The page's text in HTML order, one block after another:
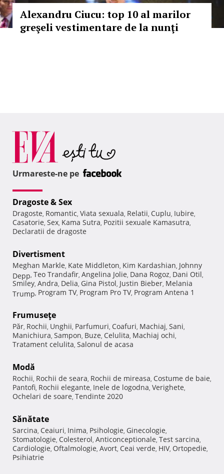
Alexandru Ciucu: top 10 al marilor
greşeli vestimentare de la nunţi
Urmareste-ne pe
Dragoste & Sex
Dragoste, Romantic, Viata sexuala, Relatii, Cuplu, Iubire,
Casatorie, Sex, Kama Sutra, Pozitii sexuale Kamasutra,
Declaratii de dragoste
Divertisment
Meghan Markle, Kate Middleton, Kim Kardashian, Johnny
Depp, Teo Trandafir, Angelina Jolie, Dana Rogoz, Dani Otil,
Smiley, Andra, Delia, Gina Pistol, Justin Bieber, Melania
Trump, Program TV, Program Pro TV, Program Antena 1
Frumuseţe
Păr, Rochii, Unghii, Parfumuri, Coafuri, Machiaj, Sani,
Manichiura, Sampon, Buze, Celulita, Machiaj ochi,
Tratament celulita, Salonul de acasa
Modă
Rochii, Rochii de seara, Rochii de mireasa, Costume de baie,
Pantofi, Rochii elegante, Inele de logodna, Verighete,
Ochelari de soare, Tendinte 2020
Sănătate
Sarcina, Ceaiuri, Inima, Psihologie, Ginecologie,
Stomatologie, Colesterol, Anticonceptionale, Test sarcina,
Cardiologie, Oftalmologie, Avort, Ceai verde, HIV, Ortopedie,
Psihiatrie